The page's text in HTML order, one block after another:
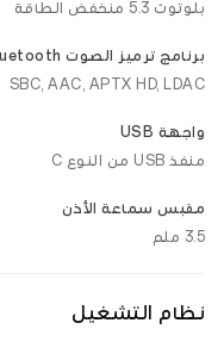
بلوتوث 5.3 منخفض الطاقة
برنامج ترميز الصوت Bluetooth®
SBC, AAC, APTX HD, LDAC
واجهة USB
منفذ USB من النوع C
مقبس سماعة الأذن
3.5 ملم
نظام التشغيل